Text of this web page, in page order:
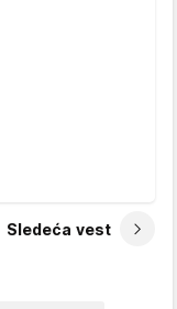
Sledeća vest